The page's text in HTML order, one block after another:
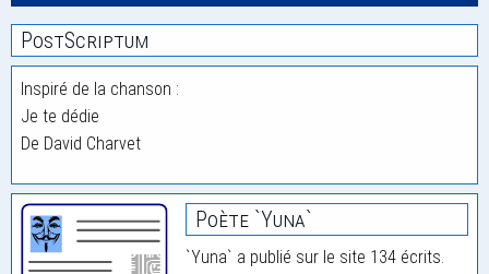
PostScriptum
Inspiré de la chanson :
Je te dédie
De David Charvet
Poète `Yuna`
`Yuna` a publié sur le site 134 écrits.